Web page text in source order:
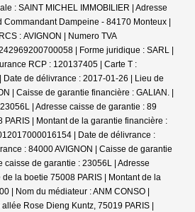
: SAINT MICHEL IMMOBILIER | Adresse
Dampeine - 84170 Monteux |
: AVIGNON | Numero TVA
| Forme juridique : SARL |
RCP : 120137405 | Carte T :
de délivrance : 2017-01-26 | Lieu de
| Caisse de garantie financière : GALIAN. |
| Adresse caisse de garantie : 89
PARIS | Montant de la garantie financière :
| Date de délivrance :
: 84000 AVIGNON | Caisse de garantie
caisse de garantie : 23056L | Adresse
la boetie 75008 PARIS | Montant de la
| Nom du médiateur : ANM CONSO |
Rose Dieng Kuntz, 75019 PARIS |